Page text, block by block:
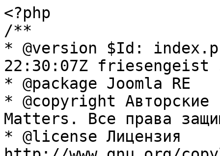
<?php
/**
* @version $Id:
22:30:07Z friesengeist
* @package Joomla RE
* @copyright Авторские
Matters. Все права
* @license Лицензия